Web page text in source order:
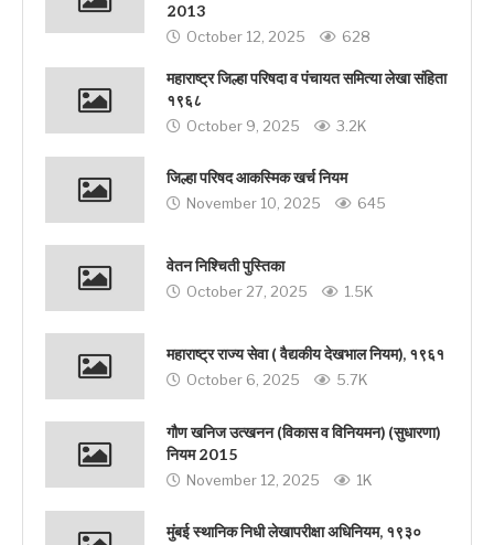
2013
October 12, 2025 628
महाराष्ट्र जिल्हा परिषदा व पंचायत समित्या लेखा संहिता
१९६८
October 9, 2025 3.2K
जिल्हा परिषद आकस्मिक खर्च नियम
November 10, 2025 645
वेतन निश्चिती पुस्तिका
October 27, 2025 1.5K
महाराष्ट्र राज्य सेवा ( वैद्यकीय देखभाल नियम), १९६१
October 6, 2025 5.7K
गौण खनिज उत्खनन (विकास व विनियमन) (सुधारणा)
नियम 2015
November 12, 2025 1K
मुंबई स्थानिक निधी लेखापरीक्षा अधिनियम, १९३०